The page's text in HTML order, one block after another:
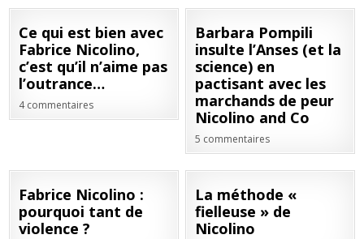
01
JUIN
2022
Ce qui est bien avec
Fabrice Nicolino,
c’est qu’il n’aime pas
l’outrance…
4 commentaires
SEP
2020
Barbara Pompili
insulte l’Anses (et la
science) en
pactisant avec les
marchands de peur
Nicolino and Co
5 commentaires
09
AVR
2020
Fabrice Nicolino :
pourquoi tant de
violence ?
La méthode «
fielleuse » de
Nicolino